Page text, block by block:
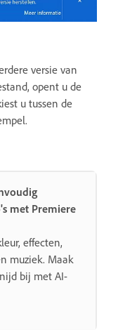
versie van
opent u de
u tussen de
met Premiere
effecten,
muziek. Maak
bij met AI-